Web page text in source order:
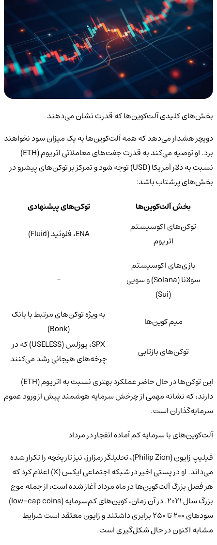
بخش‌های کلیدی آلت‌کوین‌ها که قدرت نشان می‌دهند
دویچر هشدار می‌دهد که همه آلت‌کوین‌ها به یک میزان سود نخواهند
برد. او توصیه می‌کند به قدرت جفت‌های معاملاتی اتریوم (ETH)
نسبت به دلار آمریکا (USD) توجه شود و تمرکز بر توکن‌های پیشرو در
بخش‌های پرشتاب باشد:
بخش آلت‌کوین‌ها
توکن‌های پیشنهادی
توکن‌های اکوسیستم
اتریوم
ENA، فلوئید (Fluid)
بازی‌های اکوسیستم
سولانا (Solana) و سویی
-
میم کوین‌ها
به ویژه توکن‌های مرتبط با بانک
توکن‌های بازتابی
SPX، یوزلس (USELESS) که در
چرخه‌های هیجانی رشد می‌کنند
این توکن‌ها در حال حاضر عملکرد بهتری نسبت به اتریوم (ETH)
دارند، که نشانه مهمی از چرخش سرمایه هوشمند پیش از ورود عموم
سرمایه‌گذاران است.
آلت‌کوین‌های با سرمایه کم آماده انفجار در مرداد
فیلیپ زایون (Philip Zion)، تحلیلگر رمزارز، نیز تاریخچه را تکرار شده
می‌داند. او در پستی اخیر در شبکه اجتماعی ایکس (X) اعلام کرد که
هر فصل بزرگ آلت‌کوین‌ها در ماه مرداد آغاز شده است، از جمله موج
بزرگ سال ۲۰۲۱. در آن زمان، کوین‌های کم‌سرمایه (low-cap coins)
سودهای ۲۰۰ تا ۲۵۰ برابری داشتند و زایون معتقد است شرایط
مشابه اکنون در حال شکل‌گیری است.